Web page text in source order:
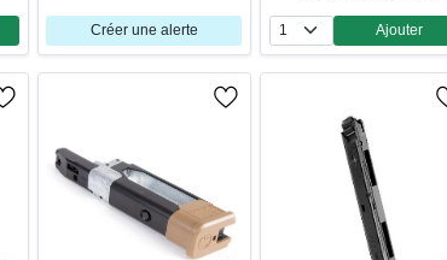
Créer une alerte
Quantité
Ajouter